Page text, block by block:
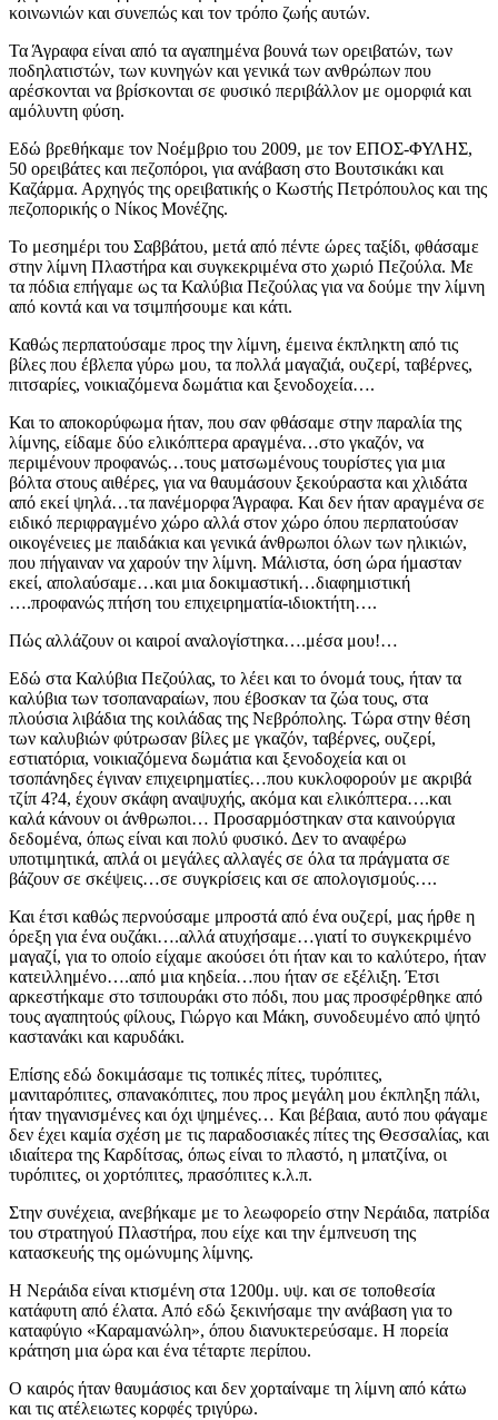
κοινωνιών και συνεπώς και τον τρόπο ζωής αυτών.
Τα Άγραφα είναι από τα αγαπημένα βουνά των ορειβατών, των
ποδηλατιστών, των κυνηγών και γενικά των ανθρώπων που
αρέσκονται να βρίσκονται σε φυσικό περιβάλλον με ομορφιά και
αμόλυντη φύση.
Εδώ βρεθήκαμε τον Νοέμβριο του 2009, με τον ΕΠΟΣ-ΦΥΛΗΣ,
50 ορειβάτες και πεζοπόροι, για ανάβαση στο Βουτσικάκι και
Καζάρμα. Αρχηγός της ορειβατικής ο Κωστής Πετρόπουλος και της
πεζοπορικής ο Νίκος Μονέζης.
Το μεσημέρι του Σαββάτου, μετά από πέντε ώρες ταξίδι, φθάσαμε
στην λίμνη Πλαστήρα και συγκεκριμένα στο χωριό Πεζούλα. Με
τα πόδια επήγαμε ως τα Καλύβια Πεζούλας για να δούμε την λίμνη
από κοντά και να τσιμπήσουμε και κάτι.
Καθώς περπατούσαμε προς την λίμνη, έμεινα έκπληκτη από τις
βίλες που έβλεπα γύρω μου, τα πολλά μαγαζιά, ουζερί, ταβέρνες,
πιτσαρίες, νοικιαζόμενα δωμάτια και ξενοδοχεία….
Και το αποκορύφωμα ήταν, που σαν φθάσαμε στην παραλία της
λίμνης, είδαμε δύο ελικόπτερα αραγμένα…στο γκαζόν, να
περιμένουν προφανώς…τους ματσωμένους τουρίστες για μια
βόλτα στους αιθέρες, για να θαυμάσουν ξεκούραστα και χλιδάτα
από εκεί ψηλά…τα πανέμορφα Άγραφα. Και δεν ήταν αραγμένα σε
ειδικό περιφραγμένο χώρο αλλά στον χώρο όπου περπατούσαν
οικογένειες με παιδάκια και γενικά άνθρωποι όλων των ηλικιών,
που πήγαιναν να χαρούν την λίμνη. Μάλιστα, όση ώρα ήμασταν
εκεί, απολαύσαμε…και μια δοκιμαστική…διαφημιστική
….προφανώς πτήση του επιχειρηματία-ιδιοκτήτη….
Πώς αλλάζουν οι καιροί αναλογίστηκα….μέσα μου!…
Εδώ στα Καλύβια Πεζούλας, το λέει και το όνομά τους, ήταν τα
καλύβια των τσοπαναραίων, που έβοσκαν τα ζώα τους, στα
πλούσια λιβάδια της κοιλάδας της Νεβρόπολης. Τώρα στην θέση
των καλυβιών φύτρωσαν βίλες με γκαζόν, ταβέρνες, ουζερί,
εστιατόρια, νοικιαζόμενα δωμάτια και ξενοδοχεία και οι
τσοπάνηδες έγιναν επιχειρηματίες…που κυκλοφορούν με ακριβά
τζίπ 4?4, έχουν σκάφη αναψυχής, ακόμα και ελικόπτερα….και
καλά κάνουν οι άνθρωποι… Προσαρμόστηκαν στα καινούργια
δεδομένα, όπως είναι και πολύ φυσικό. Δεν το αναφέρω
υποτιμητικά, απλά οι μεγάλες αλλαγές σε όλα τα πράγματα σε
βάζουν σε σκέψεις…σε συγκρίσεις και σε απολογισμούς….
Και έτσι καθώς περνούσαμε μπροστά από ένα ουζερί, μας ήρθε η
όρεξη για ένα ουζάκι….αλλά ατυχήσαμε…γιατί το συγκεκριμένο
μαγαζί, για το οποίο είχαμε ακούσει ότι ήταν και το καλύτερο, ήταν
κατειλλημένο….από μια κηδεία…που ήταν σε εξέλιξη. Έτσι
αρκεστήκαμε στο τσιπουράκι στο πόδι, που μας προσφέρθηκε από
τους αγαπητούς φίλους, Γιώργο και Μάκη, συνοδευμένο από ψητό
καστανάκι και καρυδάκι.
Επίσης εδώ δοκιμάσαμε τις τοπικές πίτες, τυρόπιτες,
μανιταρόπιτες, σπανακόπιτες, που προς μεγάλη μου έκπληξη πάλι,
ήταν τηγανισμένες και όχι ψημένες… Και βέβαια, αυτό που φάγαμε
δεν έχει καμία σχέση με τις παραδοσιακές πίτες της Θεσσαλίας, και
ιδιαίτερα της Καρδίτσας, όπως είναι το πλαστό, η μπατζίνα, οι
τυρόπιτες, οι χορτόπιτες, πρασόπιτες κ.λ.π.
Στην συνέχεια, ανεβήκαμε με το λεωφορείο στην Νεράιδα, πατρίδα
του στρατηγού Πλαστήρα, που είχε και την έμπνευση της
κατασκευής της ομώνυμης λίμνης.
Η Νεράιδα είναι κτισμένη στα 1200μ. υψ. και σε τοποθεσία
κατάφυτη από έλατα. Από εδώ ξεκινήσαμε την ανάβαση για το
καταφύγιο «Καραμανώλη», όπου διανυκτερεύσαμε. Η πορεία
κράτηση μια ώρα και ένα τέταρτε περίπου.
Ο καιρός ήταν θαυμάσιος και δεν χορταίναμε τη λίμνη από κάτω
και τις ατέλειωτες κορφές τριγύρω.